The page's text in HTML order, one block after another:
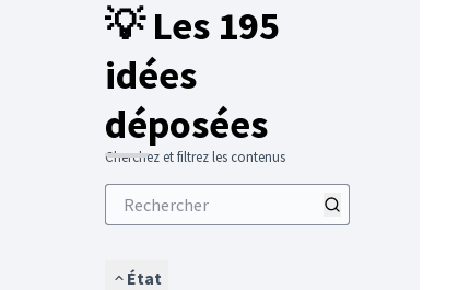
💡 Les 195
idées
déposées
Cherchez et filtrez les contenus
État